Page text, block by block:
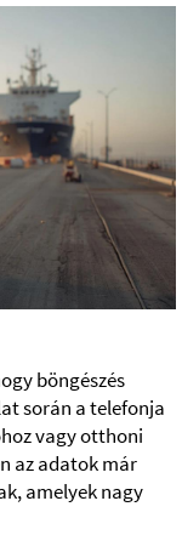
böngészés
során a telefonja
vagy otthoni
az adatok már
amelyek nagy